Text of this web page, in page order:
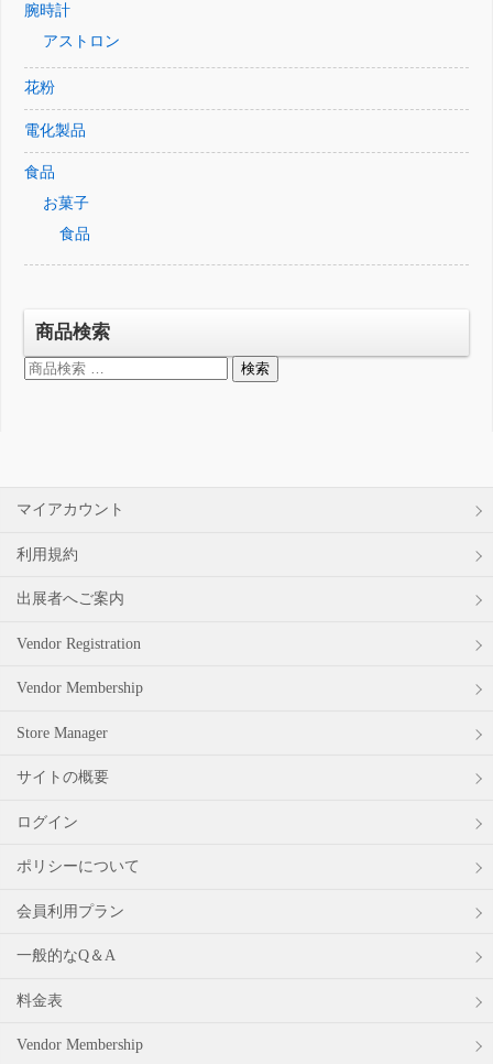
腕時計
アストロン
花粉
電化製品
食品
お菓子
食品
商品検索
検
検索
マイアカウント
利用規約
出展者へご案内
Vendor Registration
Vendor Membership
Store Manager
サイトの概要
ログイン
ポリシーについて
会員利用プラン
一般的なQ＆A
料金表
Vendor Membership